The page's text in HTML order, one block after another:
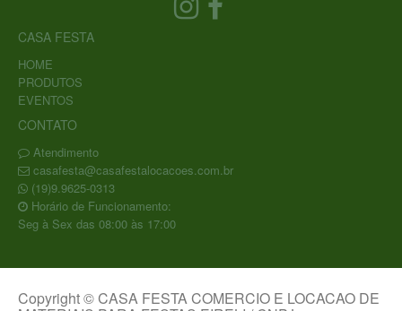
CASA FESTA
HOME
PRODUTOS
EVENTOS
CONTATO
Atendimento
casafesta@casafestalocacoes.com.br
(19)9.9625-0313
Horário de Funcionamento:
Seg à Sex das 08:00 às 17:00
Copyright © CASA FESTA COMERCIO E LOCACAO DE